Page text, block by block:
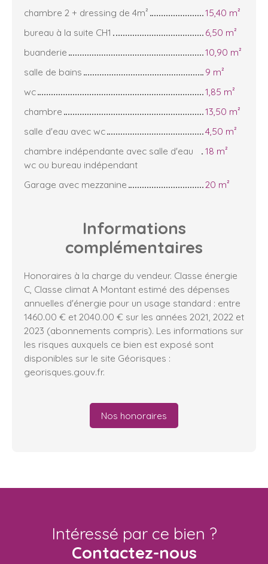
chambre 2 + dressing de 4m²
15,40 m²
bureau à la suite CH1
6,50 m²
buanderie
10,90 m²
salle de bains
9 m²
wc
1,85 m²
chambre
13,50 m²
salle d'eau avec wc
4,50 m²
chambre indépendante avec salle d'eau
wc ou bureau indépendant
18 m²
Garage avec mezzanine 20 m²
Informations
complémentaires
Honoraires à la charge du vendeur. Classe énergie
C, Classe climat A Montant estimé des dépenses
annuelles d'énergie pour un usage standard : entre
1460.00 € et 2040.00 € sur les années 2021, 2022 et
2023 (abonnements compris). Les informations sur
les risques auxquels ce bien est exposé sont
disponibles sur le site Géorisques :
georisques.gouv.fr.
Nos honoraires
Intéressé par ce bien ?
Contactez-nous